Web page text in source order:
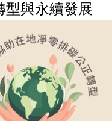
型與永續發展